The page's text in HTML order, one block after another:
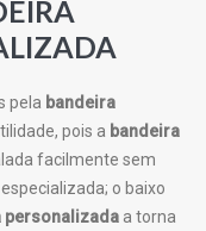
pela bandeira
pois a bandeira
facilmente sem
o baixo
personalizada a torna